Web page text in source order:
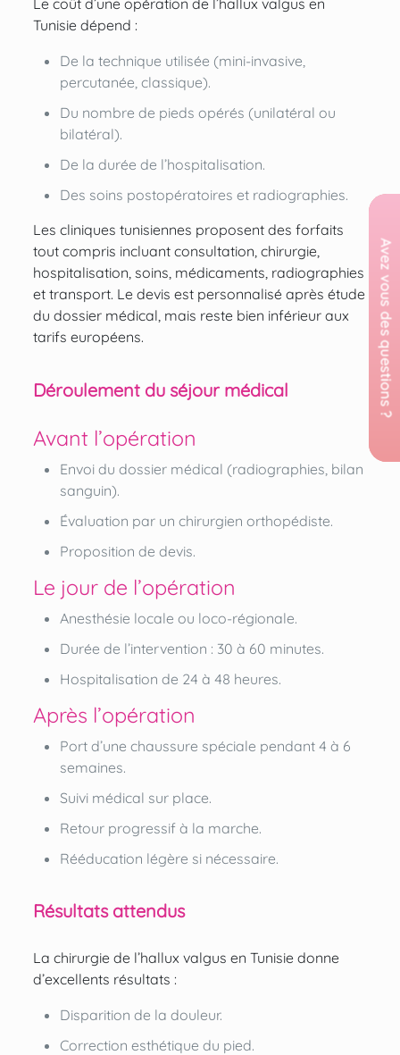
Tunisie dépend :
De la technique utilisée (mini-invasive,
percutanée, classique).
Du nombre de pieds opérés (unilatéral ou
bilatéral).
De la durée de l’hospitalisation.
Des soins postopératoires et radiographies.
Les cliniques tunisiennes proposent des forfaits
tout compris incluant consultation, chirurgie,
hospitalisation, soins, médicaments, radiographies
et transport. Le devis est personnalisé après étude
du dossier médical, mais reste bien inférieur aux
tarifs européens.
Déroulement du séjour médical
Avant l’opération
Envoi du dossier médical (radiographies, bilan
sanguin).
Évaluation par un chirurgien orthopédiste.
Proposition de devis.
Le jour de l’opération
Anesthésie locale ou loco-régionale.
Durée de l’intervention : 30 à 60 minutes.
Hospitalisation de 24 à 48 heures.
Après l’opération
Port d’une chaussure spéciale pendant 4 à 6
semaines.
Suivi médical sur place.
Retour progressif à la marche.
Rééducation légère si nécessaire.
Résultats attendus
La chirurgie de l’hallux valgus en Tunisie donne
d’excellents résultats :
Disparition de la douleur.
Correction esthétique du pied.